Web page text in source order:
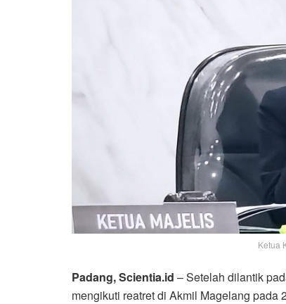
Ketua
Padang, Scientia.id – Setelah dilantik
mengikuti reatret di Akmil Magelang pada